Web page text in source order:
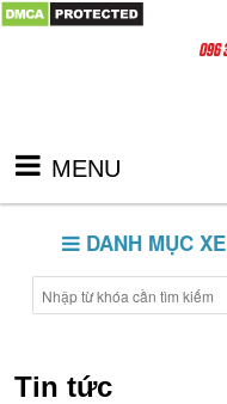
MENU
DANH MỤC XE
Tin tức